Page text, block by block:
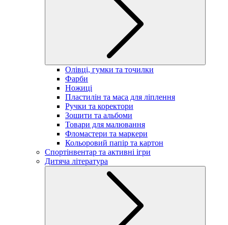
Олівці, гумки та точилки
Фарби
Ножиці
Пластилін та маса для ліплення
Ручки та коректори
Зошити та альбоми
Товари для малювання
Фломастери та маркери
Кольоровий папір та картон
Спортінвентар та активні ігри
Дитяча література